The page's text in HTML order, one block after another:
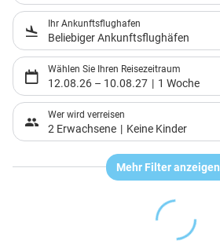
Ihr Ankunftsflughafen
Beliebiger Ankunftsflughäfen
Wählen Sie Ihren Reisezeitraum
12.08.26 – 10.08.27 1 Woche
Wer wird verreisen
2 Erwachsene Keine Kinder
Mehr Filter anzeigen